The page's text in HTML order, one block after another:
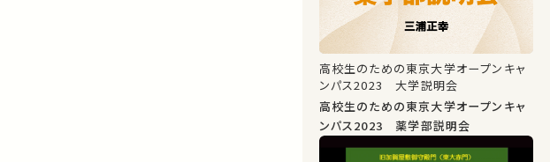
高校生のための東京大学オープンキャ
ンパス2023 大学説明会
高校生のための東京大学オープンキャ
ンパス2023 薬学部説明会